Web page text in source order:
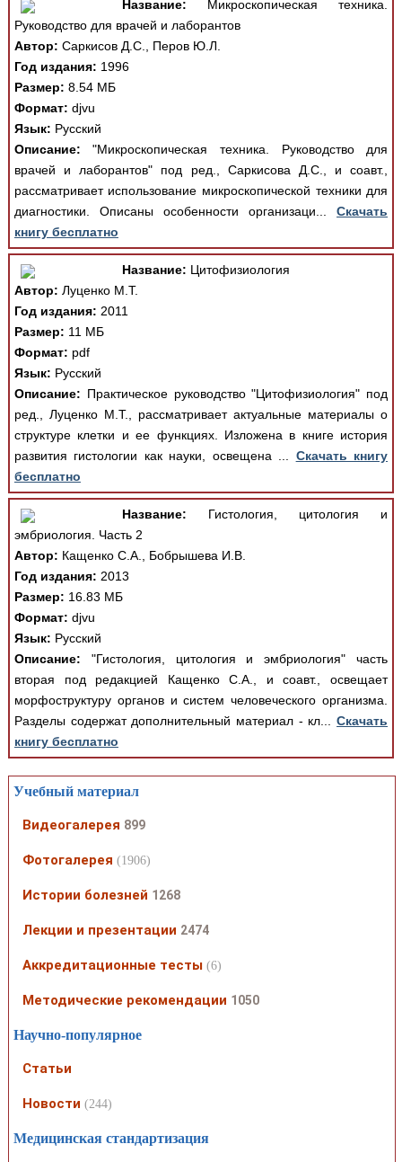
Название: Микроскопическая техника.
Руководство для врачей и лаборантов
Автор: Саркисов Д.С., Перов Ю.Л.
Год издания: 1996
Размер: 8.54 МБ
Формат: djvu
Язык: Русский
Описание: "Микроскопическая техника. Руководство для
врачей и лаборантов" под ред., Саркисова Д.С., и соавт.,
рассматривает использование микроскопической техники для
диагностики. Описаны особенности организаци...Скачать
книгу бесплатно
Название: Цитофизиология
Автор: Луценко М.Т.
Год издания: 2011
Размер: 11 МБ
Формат: pdf
Язык: Русский
Описание: Практическое руководство "Цитофизиология" под
ред., Луценко М.Т., рассматривает актуальные материалы о
структуре клетки и ее функциях. Изложена в книге история
развития гистологии как науки, освещена ... Скачать книгу
бесплатно
Название: Гистология, цитология и
эмбриология. Часть 2
Автор: Кащенко С.А., Бобрышева И.В.
Год издания: 2013
Размер: 16.83 МБ
Формат: djvu
Язык: Русский
Описание: "Гистология, цитология и эмбриология" часть
вторая под редакцией Кащенко С.А., и соавт., освещает
морфоструктуру органов и систем человеческого организма.
Разделы содержат дополнительный материал - кл...Скачать
книгу бесплатно
Учебный материал
Видеогалерея 899
Фотогалерея (1906)
Истории болезней 1268
Лекции и презентации 2474
Аккредитационные тесты (6)
Методические рекомендации 1050
Научно-популярное
Статьи
Новости (244)
Медицинская стандартизация